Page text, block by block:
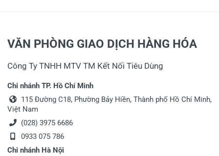
Viết nhận xét của bạn vào bên dưới *
VĂN PHÒNG GIAO DỊCH HÀNG HÓA
Công Ty TNHH MTV TM Kết Nối Tiêu Dùng
Chi nhánh TP. Hồ Chí Minh
115 Đường C18, Phường Bảy Hiền, Thành phố Hồ Chí Minh,
Việt Nam
(028) 3975 6686
0933 075 786
Chi nhánh Hà Nội